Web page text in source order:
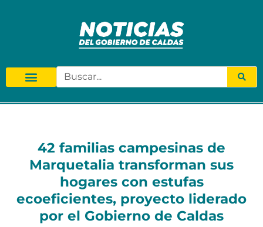
42 familias campesinas de
Marquetalia transforman sus
hogares con estufas
ecoeficientes, proyecto liderado
por el Gobierno de Caldas